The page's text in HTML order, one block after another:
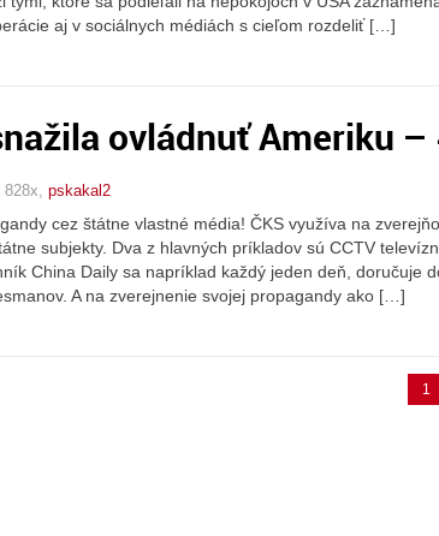
aj v sociálnych médiách s cieľom rozdeliť […]
ovládnuť Ameriku –
828x, pskakal2
cez štátne vlastné média! ČKS využíva na
subjekty. Dva z hlavných príkladov sú CCTV
China Daily sa napríklad každý jeden deň, doručuje
A na zverejnenie svojej propagandy ako […]
1